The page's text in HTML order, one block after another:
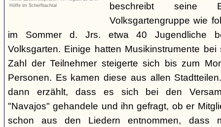
Höffe im Scherfbachtal
beschreibt seine
Volksgartengruppe wie
im Sommer d. Jrs. etwa 40 Jugendliche
Volksgarten. Einige hatten Musikinstrumente
Zahl der Teilnehmer steigerte sich bis zum
Personen. Es kamen diese aus allen
dann erzählt, dass es sich bei den
"Navajos" gehandele und ihn gefragt, ob er
schon aus den Liedern entnommen, dass